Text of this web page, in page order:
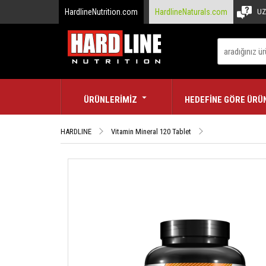
HardlineNutrition.com HardlineNaturals.com
ÜRÜNLERİMİZ HEDEFİNE GÖRE
HARDLINE Vitamin Mineral 120 Tablet